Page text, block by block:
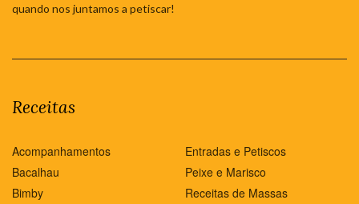
quando nos juntamos a petiscar!
Receitas
Acompanhamentos
Bacalhau
Bimby
Entradas e Petiscos
Peixe e Marisco
Receitas de Massas